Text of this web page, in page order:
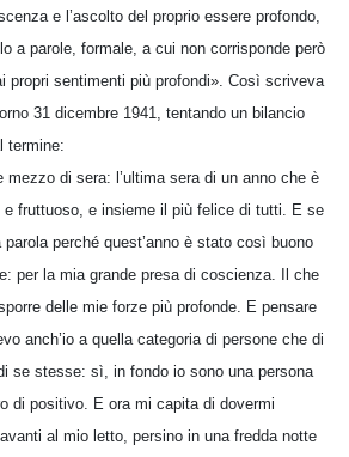
e l’ascolto del proprio essere profondo,
a parole, formale, a cui non corrisponde però
propri sentimenti più profondi». Così scriveva
31 dicembre 1941, tentando un bilancio
termine:
mezzo di sera: l’ultima sera di un anno che è
fruttuoso, e insieme il più felice di tutti. E se
perché quest’anno è stato così buono
per la mia grande presa di coscienza. Il che
delle mie forze più profonde. E pensare
anch’io a quella categoria di persone che di
se stesse: sì, in fondo io sono una persona
di positivo. E ora mi capita di dovermi
al mio letto, persino in una fredda notte